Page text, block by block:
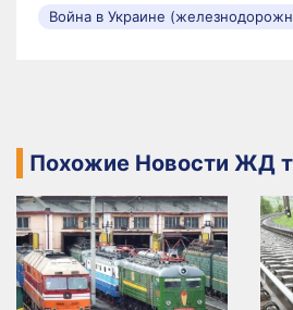
Война в Украине
Похожие Новости ЖД